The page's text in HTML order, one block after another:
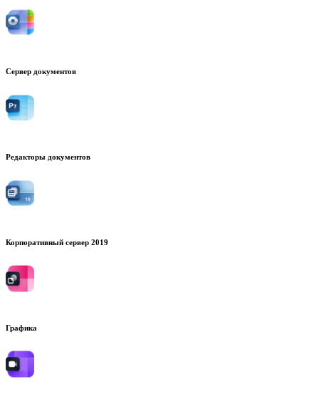
Сервер документов
Редакторы документов
Корпоративный сервер 2019
Графика